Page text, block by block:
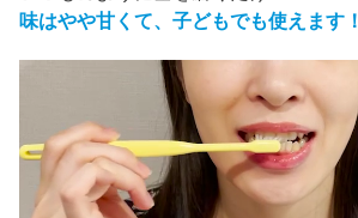
味はやや甘くて、子どもでも使えます！